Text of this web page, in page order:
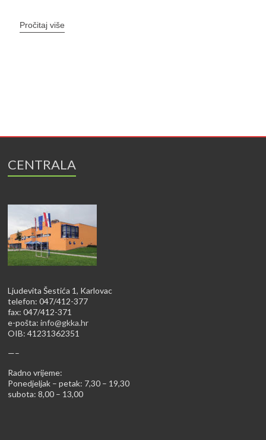
Pročitaj više
CENTRALA
Ljudevita Šestića 1, Karlovac
telefon: 047/412-377
fax: 047/412-371
e-pošta:info@gkka.hr
OIB: 41231362351
—–
Radno vrijeme:
Ponedjeljak – petak: 7,30 – 19,30
subota: 8,00 – 13,00